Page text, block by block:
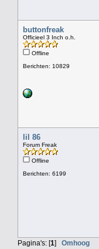
buttonfreak
Officieel 3 Inch o.h.
Offline
Berichten: 10829
lil 86
Forum Freak
Offline
Berichten: 6199
Pagina's: [1] Omhoog